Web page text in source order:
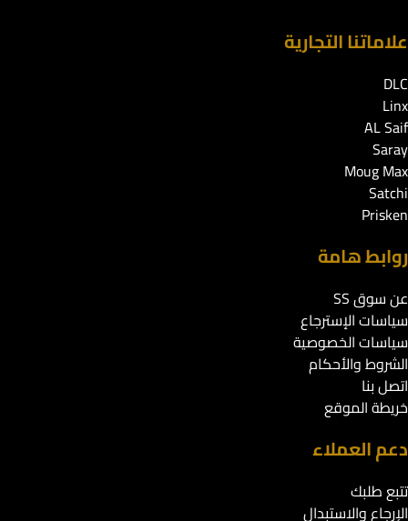
علاماتنا التجارية
DLC
Linx
AL Saif
Saray
Moug Max
Satchi
Prisken
روابط هامة
عن سوق SS
سياسات الإسترجاع
سياسات الخصوصية
الشروط والأحكام
اتصل بنا
خريطة الموقع
دعم العملاء
تتبع طلبك
الإرجاع والاستبدال